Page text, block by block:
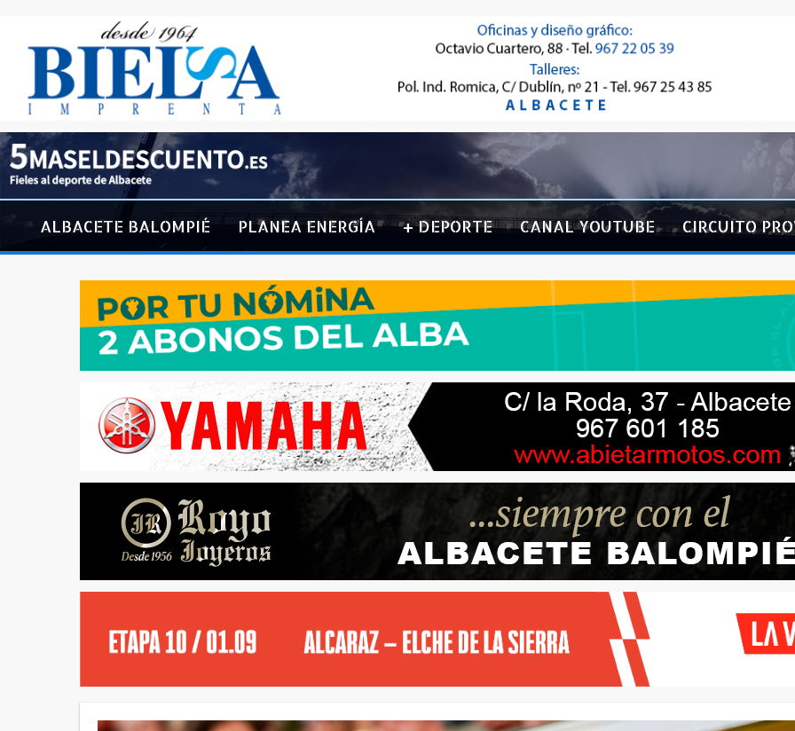
ALBACETE BALOMPIÉ PLANEA ENERGÍA + DEPORTE CANAL YOUTUBE CIRCUITO